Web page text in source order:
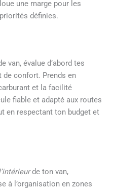
une marge pour les
définies.
van, évalue d’abord tes
de confort. Prends en
et la facilité
fiable et adapté aux routes
en respectant ton budget et
de ton van,
à l’organisation en zones